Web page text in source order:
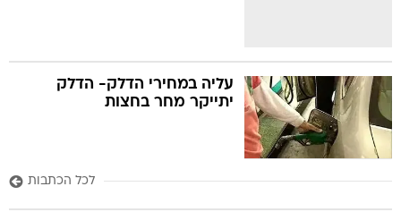
עליה במחירי הדלק- הדלק
יתייקר מחר בחצות
לכל הכתבות